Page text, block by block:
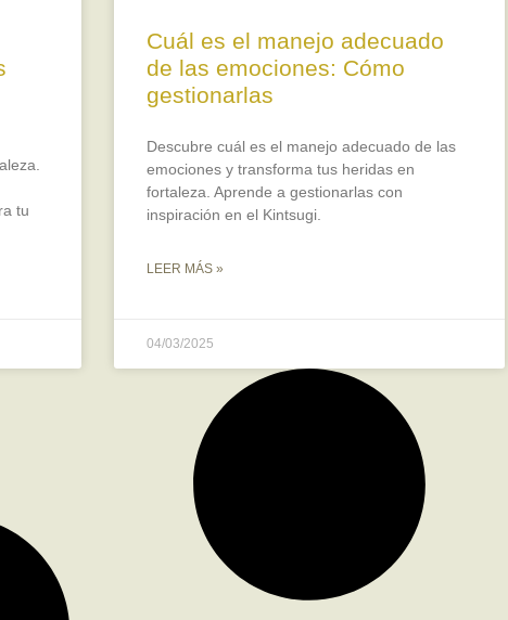
tu
Cuál es el manejo adecuado
de las emociones: Cómo
gestionarlas
Descubre cuál es el manejo adecuado de las
emociones y transforma tus heridas en
fortaleza. Aprende a gestionarlas con
inspiración en el Kintsugi.
LEER MÁS »
04/03/2025